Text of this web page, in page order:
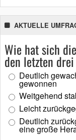
AKTUELLE
Wie hat sich
den letzten
Deutlich
gewonnen
Weitgehend
Leicht
Deutlich
eine große